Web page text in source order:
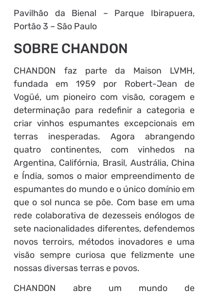
Pavilhão da Bienal – Parque Ibirapuera,
Portão 3 – São Paulo
SOBRE CHANDON
CHANDON faz parte da Maison LVMH,
fundada em 1959 por Robert-Jean de
Vogüé, um pioneiro com visão, coragem e
determinação para redefinir a categoria e
criar vinhos espumantes excepcionais em
terras inesperadas. Agora abrangendo
quatro continentes, com vinhedos na
Argentina, Califórnia, Brasil, Austrália, China
e Índia, somos o maior empreendimento de
espumantes do mundo e o único domínio em
que o sol nunca se põe. Com base em uma
rede colaborativa de dezesseis enólogos de
sete nacionalidades diferentes, defendemos
novos terroirs, métodos inovadores e uma
visão sempre curiosa que felizmente une
nossas diversas terras e povos.
CHANDON abre um mundo de